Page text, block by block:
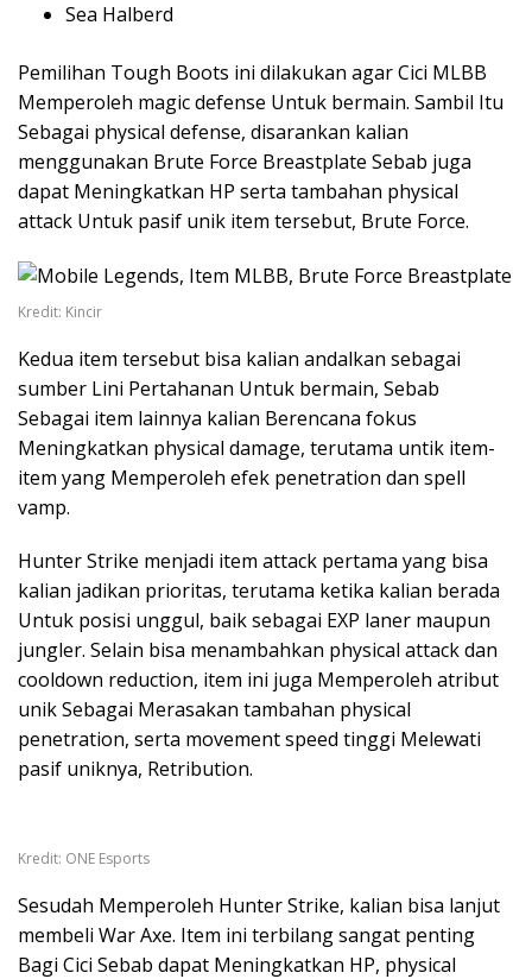
Sea Halberd
Pemilihan Tough Boots ini dilakukan agar Cici MLBB
Memperoleh magic defense Untuk bermain. Sambil Itu
Sebagai physical defense, disarankan kalian
menggunakan Brute Force Breastplate Sebab juga
dapat Meningkatkan HP serta tambahan physical
attack Untuk pasif unik item tersebut, Brute Force.
Kredit: Kincir
Kedua item tersebut bisa kalian andalkan sebagai
sumber Lini Pertahanan Untuk bermain, Sebab
Sebagai item lainnya kalian Berencana fokus
Meningkatkan physical damage, terutama untik item-
item yang Memperoleh efek penetration dan spell
vamp.
Hunter Strike menjadi item attack pertama yang bisa
kalian jadikan prioritas, terutama ketika kalian berada
Untuk posisi unggul, baik sebagai EXP laner maupun
jungler. Selain bisa menambahkan physical attack dan
cooldown reduction, item ini juga Memperoleh atribut
unik Sebagai Merasakan tambahan physical
penetration, serta movement speed tinggi Melewati
pasif uniknya, Retribution.
Kredit: ONE Esports
Sesudah Memperoleh Hunter Strike, kalian bisa lanjut
membeli War Axe. Item ini terbilang sangat penting
Bagi Cici Sebab dapat Meningkatkan HP, physical